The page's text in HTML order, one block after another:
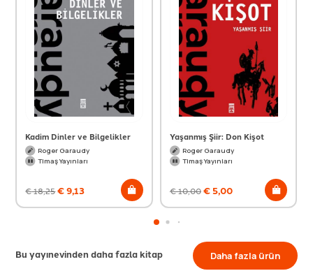
Kadim Dinler ve Bilgelikler
Roger Garaudy
Timaş Yayınları
€18,25€9,13
Yaşanmış Şiir: Don Kişot
Roger Garaudy
Timaş Yayınları
€10,00€5,00
Bu yayınevinden daha fazla kitap Daha fazla ürün